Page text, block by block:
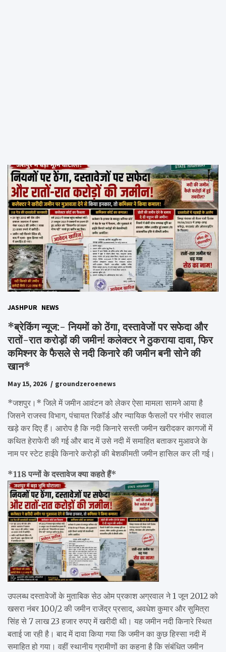
JASHPUR NEWS
*ब्रेकिंग न्यूज:- नियमों को ठेंगा, दस्तावेजों पर सफेदा और
रातों-रात करोड़ों की जमीन! कलेक्टर ने ठुकराया दावा, फिर
कमिश्नर के फैसले से नदी किनारे की जमीन बनी सोने की
खान*
May 15, 2026 groundzeroenews
*जशपुर।* जिले में जमीन आवंटन को लेकर ऐसा मामला सामने आया है
जिसने राजस्व विभाग, पंचायत रिकॉर्ड और न्यायिक फैसलों पर गंभीर सवाल
खड़े कर दिए हैं। आरोप है कि नदी किनारे सस्ती जमीन खरीदकर कागजों में
कथित हेराफेरी की गई और बाद में उसे नदी में समाहित बताकर मुआवजे के
नाम पर स्टेट हाईवे किनारे करोड़ों की बेशकीमती जमीन हासिल कर ली गई।
*118 पन्नों के दस्तावेज क्या कहते हैं*
उपलब्ध दस्तावेजों के मुताबिक सेठ ओम प्रकाश अग्रवाल ने 1 जून 2012 को
खसरा नंबर 100/2 की जमीन राजेंद्र प्रसाद, अवधेश कुमार और सुमित्रा
सिंह से 7 लाख 23 हजार रुपए में खरीदी थी। यह जमीन नदी किनारे स्थित
बताई जा रही है। बाद में दावा किया गया कि जमीन का कुछ हिस्सा नदी में
समाहित हो गया। वहीं स्थानीय ग्रामीणों का कहना है कि संबंधित जमीन